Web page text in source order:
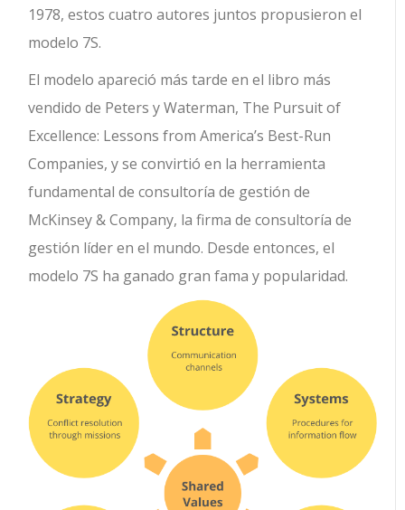
1978, estos cuatro autores juntos propusieron el
modelo 7S.
El modelo apareció más tarde en el libro más
vendido de Peters y Waterman, The Pursuit of
Excellence: Lessons from America’s Best-Run
Companies, y se convirtió en la herramienta
fundamental de consultoría de gestión de
McKinsey & Company, la firma de consultoría de
gestión líder en el mundo. Desde entonces, el
modelo 7S ha ganado gran fama y popularidad.